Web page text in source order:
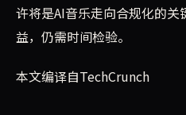
许将是AI音乐走向合规化的
益，仍需时间检验。
本文编译自TechCrunch